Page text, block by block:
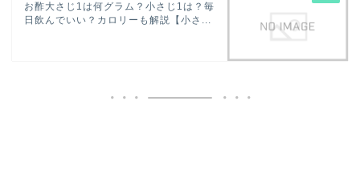
お酢大さじ1は何グラム？小さじ1は？毎
日飲んでいい？カロリーも解説【小さ...